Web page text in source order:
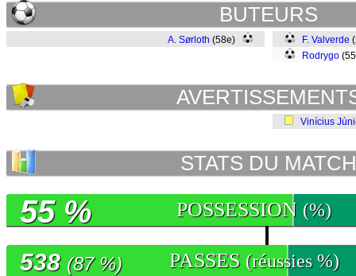
BUTEURS
A. Sørloth (58e) F. Valverde
Rodrygo
Vinícius
STATS DU MATCH
POSSESSION (%)
55 %
PASSES (réussies %)
538 (87 %)